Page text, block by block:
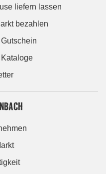
liefern lassen
bezahlen